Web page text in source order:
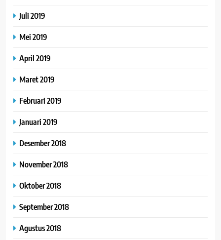
Juli 2019
Mei 2019
April 2019
Maret 2019
Februari 2019
Januari 2019
Desember 2018
November 2018
Oktober 2018
September 2018
Agustus 2018